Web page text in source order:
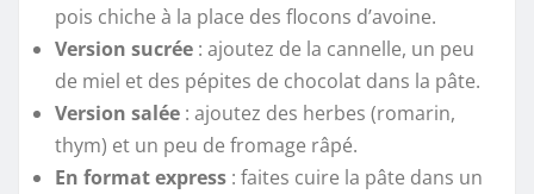
pois chiche à la place des flocons d’avoine.
Version sucrée : ajoutez de la cannelle, un peu
de miel et des pépites de chocolat dans la pâte.
Version salée : ajoutez des herbes (romarin,
thym) et un peu de fromage râpé.
En format express : faites cuire la pâte dans un